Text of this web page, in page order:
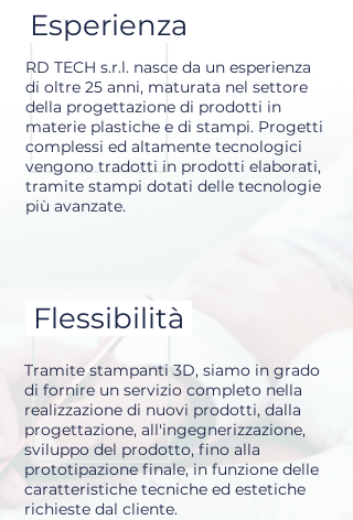
Esperienza
RD TECH s.r.l. nasce da un esperienza
di oltre 25 anni, maturata nel settore
della progettazione di prodotti in
materie plastiche e di stampi. Progetti
complessi ed altamente tecnologici
vengono tradotti in prodotti elaborati,
tramite stampi dotati delle tecnologie
più avanzate.
Flessibilità
Tramite stampanti 3D, siamo in grado
di fornire un servizio completo nella
realizzazione di nuovi prodotti, dalla
progettazione, all'ingegnerizzazione,
sviluppo del prodotto, fino alla
prototipazione finale, in funzione delle
caratteristiche tecniche ed estetiche
richieste dal cliente.